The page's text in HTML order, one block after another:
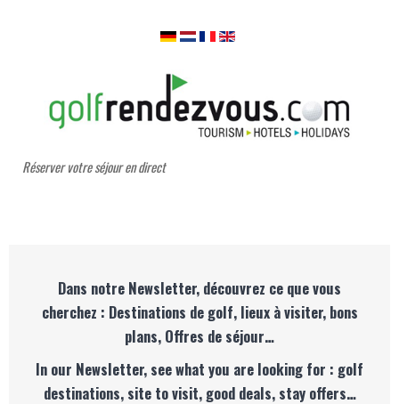
Réserver votre séjour en direct
Dans notre Newsletter, découvrez ce que vous
cherchez : Destinations de golf, lieux à visiter, bons
plans, Offres de séjour…
In our Newsletter, see what you are looking for : golf
destinations, site to visit, good deals, stay offers…